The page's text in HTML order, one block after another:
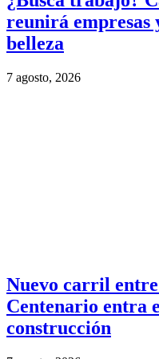
reunirá empresas
belleza
7 agosto, 2026
Nuevo carril
Centenario entra
construcción